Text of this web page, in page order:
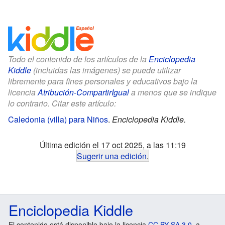
Todo el contenido de los artículos de la Enciclopedia
Kiddle (incluidas las imágenes) se puede utilizar
libremente para fines personales y educativos bajo la
licenciaAtribución-CompartirIguala menos que se indique
lo contrario. Citar este artículo:
Caledonia (villa) para Niños. Enciclopedia Kiddle.
Última edición el 17 oct 2025, a las 11:19
Sugerir una edición.
Enciclopedia Kiddle